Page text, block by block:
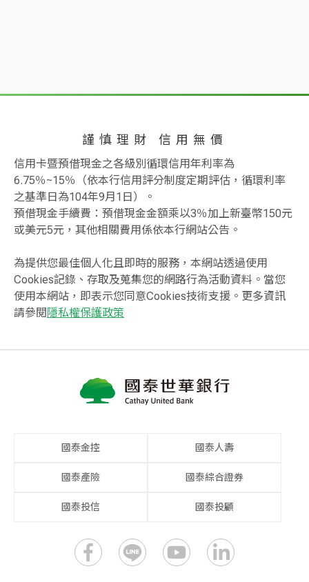
謹慎理財 信用無價
信用卡暨預借現金之各級別循環信用年利率為
6.75％~15％（依本行信用評分制度定期評估，循環利率
之基準日為104年9月1日）。
預借現金手續費：預借現金金額乘以3％加上新臺幣150元
或美元5元，其他相關費用係依本行網站公告。
為提供您最佳個人化且即時的服務，本網站透過使用
Cookies記錄、存取及蒐集您的網路行為活動資料。當您
使用本網站，即表示您同意Cookies技術支援。更多資訊
請參閱隱私權保護政策
國泰金控 國泰人壽
國泰產險 國泰綜合證券
國泰投信 國泰投顧